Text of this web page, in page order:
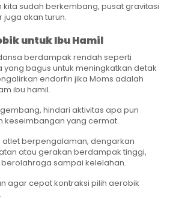
kita sudah berkembang, pusat gravitasi
akan turun.
untuk Ibu Hamil
berdampak rendah seperti
bagus untuk meningkatkan detak
endorfin jika Moms adalah
ibu hamil.
hindari aktivitas apa pun
keseimbangan yang cermat.
atlet berpengalaman, dengarkan
atau gerakan berdampak tinggi,
sampai kelelahan.
agar cepat kontraksi pilih aerobik